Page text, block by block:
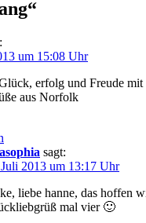
um 15:08 Uhr
erfolg und Freude mit
aus Norfolk
sagt:
2013 um 13:17 Uhr
liebe hanne, das hoffen
mal vier 🙂